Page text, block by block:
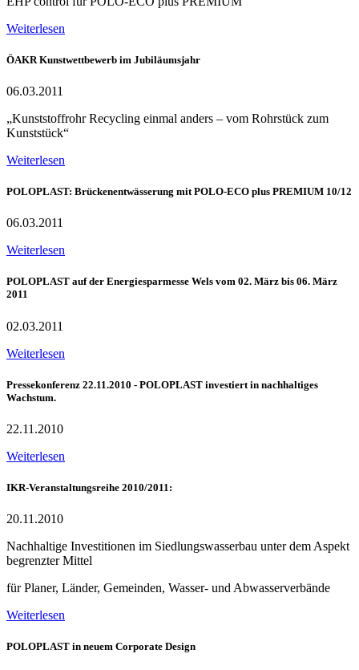
Weiterlesen
ÖAKR Kunstwettbewerb im Jubiläumsjahr
06.03.2011
„Kunststoffrohr Recycling einmal anders – vom Rohrstück zum
Kunststück“
Weiterlesen
POLOPLAST: Brückenentwässerung mit POLO-ECO plus PREMIUM 10/12
06.03.2011
Weiterlesen
POLOPLAST auf der Energiesparmesse Wels vom 02. März bis 06. März
2011
02.03.2011
Weiterlesen
Pressekonferenz 22.11.2010 - POLOPLAST investiert in nachhaltiges
Wachstum.
22.11.2010
Weiterlesen
IKR-Veranstaltungsreihe 2010/2011:
20.11.2010
Nachhaltige Investitionen im Siedlungswasserbau unter dem Aspekt
begrenzter Mittel
für Planer, Länder, Gemeinden, Wasser- und Abwasserverbände
Weiterlesen
POLOPLAST in neuem Corporate Design